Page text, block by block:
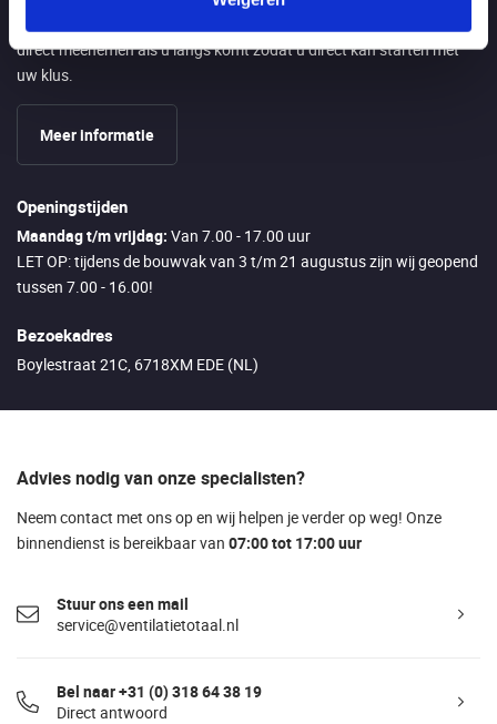
direct meenemen als u langs komt zodat u direct kan starten met
uw klus.
Meer informatie
Openingstijden
Maandag t/m vrijdag: Van 7.00 - 17.00 uur
LET OP: tijdens de bouwvak van 3 t/m 21 augustus zijn wij geopend
tussen 7.00 - 16.00!
Bezoekadres
Boylestraat 21C, 6718XM EDE (NL)
Advies nodig van onze specialisten?
Neem contact met ons op en wij helpen je verder op weg! Onze
binnendienst is bereikbaar van 07:00 tot 17:00 uur
Stuur ons een mail
service@ventilatietotaal.nl
Bel naar +31 (0) 318 64 38 19
Direct antwoord